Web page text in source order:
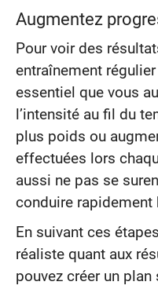
Augmentez
Pour voir des
entraînement
essentiel que vous
l’intensité au fil du
plus poids ou
effectuées lors
aussi ne pas se
conduire rapidement
En suivant ces
réaliste quant aux
pouvez créer un